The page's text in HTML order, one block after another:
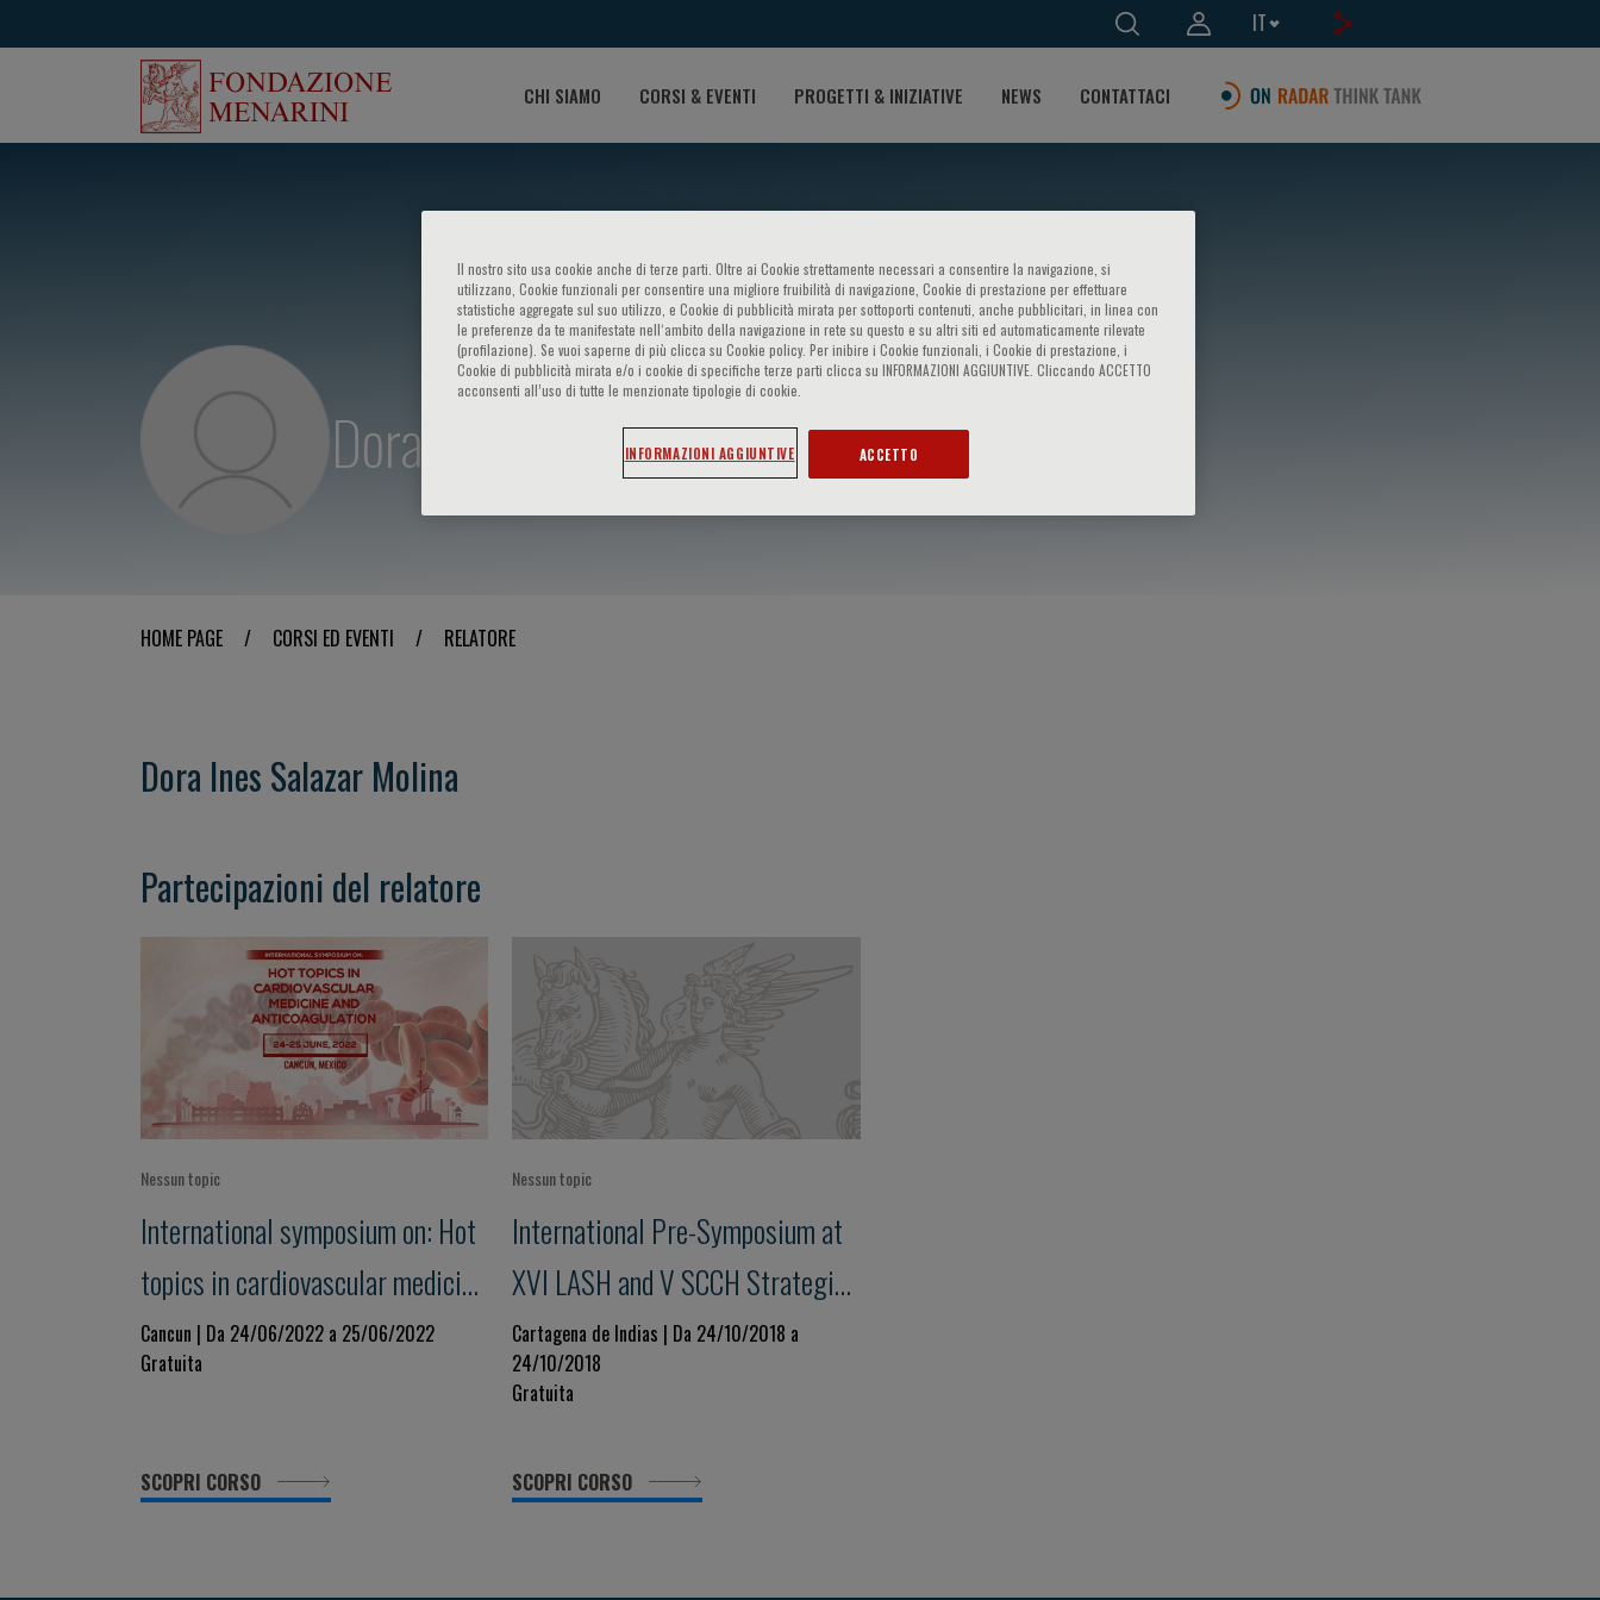
IT
CHI SIAMO CORSI & EVENTI PROGETTI & INIZIATIVE NEWS CONTATTACI
Dora Ines Salazar Molina
HOME PAGE / CORSI ED EVENTI / RELATORE
Dora Ines Salazar Molina
Partecipazioni del relatore
Nessun topic
International symposium on: Hot
topics in cardiovascular medicine
and anticoagulation
Cancun | Da 24/06/2022 a 25/06/2022
Gratuita
SCOPRI CORSO
Nessun topic
International Pre-Symposium at
XVI LASH and V SCCH Strategies
to Reduce Premature
Cardiovascular Morbidity and
Cartagena de Indias | Da 24/10/2018 a
24/10/2018
Gratuita
SCOPRI CORSO
Il nostro sito usa cookie anche di terze parti. Oltre ai Cookie strettamente necessari a consentire la navigazione, si
utilizzano, Cookie funzionali per consentire una migliore fruibilità di navigazione, Cookie di prestazione per effettuare
statistiche aggregate sul suo utilizzo, e Cookie di pubblicità mirata per sottoporti contenuti, anche pubblicitari, in linea con
le preferenze da te manifestate nell‘ambito della navigazione in rete su questo e su altri siti ed automaticamente rilevate
(profilazione). Se vuoi saperne di più clicca su Cookie policy. Per inibire i Cookie funzionali, i Cookie di prestazione, i
Cookie di pubblicità mirata e/o i cookie di specifiche terze parti clicca su INFORMAZIONI AGGIUNTIVE. Cliccando ACCETTO
acconsenti all’uso di tutte le menzionate tipologie di cookie.
INFORMAZIONI AGGIUNTIVE ACCETTO